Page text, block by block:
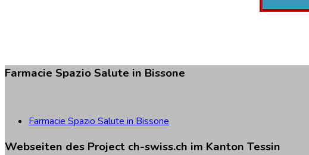
Farmacie SpazioSalute in Bissone
Farmacie Spazio Salute in Bissone
Webseiten des Project ch-swiss.ch im Kanton Tessin